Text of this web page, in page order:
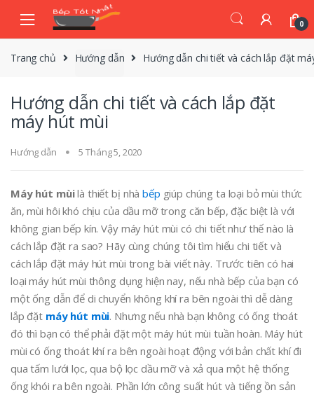
navigation
content
0
Trang chủ Hướng dẫn Hướng dẫn chi tiết và cách lắp đặt
Hướng dẫn chi tiết và cách lắp đặt
máy hút mùi
Hướng dẫn 5 Tháng 5, 2020
Máy hút mùilà thiết bị nhàbếp giúp chúng ta loại bỏ mùi thức
ăn, mùi hôi khó chịu của dầu mỡ trong căn bếp, đặc biệt là với
không gian bếp kín. Vậy máy hút mùi có chi tiết như thế nào là
cách lắp đặt ra sao? Hãy cùng chúng tôi tìm hiểu chi tiết và
cách lắp đặt máy hút mùi trong bài viết này. Trước tiên có hai
loại máy hút mùi thông dụng hiện nay, nếu nhà bếp của bạn có
một ống dẫn để di chuyển không khí ra bên ngoài thì dễ dàng
lắp đặt máy hút mùi. Nhưng nếu nhà bạn không có ống thoát
đó thì bạn có thể phải đặt một máy hút mùi tuần hoàn. Máy hút
mùi có ống thoát khí ra bên ngoài hoạt động với bản chất khí đi
qua tấm lưới lọc, qua bộ lọc dầu mỡ và xả qua một hệ thống
ống khói ra bên ngoài. Phần lớn công suất hút và tiếng ồn sản